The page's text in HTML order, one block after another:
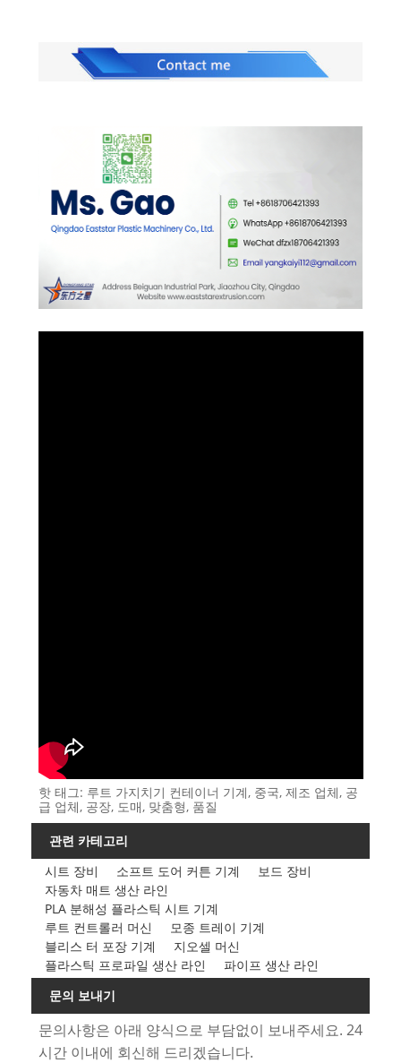
핫 태그: 루트 가지치기 컨테이너 기계, 중국, 제조 업체, 공
급 업체, 공장, 도매, 맞춤형, 품질
관련 카테고리
시트 장비
소프트 도어 커튼 기계
보드 장비
자동차 매트 생산 라인
PLA 분해성 플라스틱 시트 기계
루트 컨트롤러 머신
모종 트레이 기계
블리스 터 포장 기계
지오셀 머신
플라스틱 프로파일 생산 라인
파이프 생산 라인
문의 보내기
문의사항은 아래 양식으로 부담없이 보내주세요. 24
시간 이내에 회신해 드리겠습니다.